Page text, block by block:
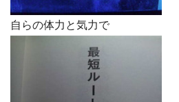
自らの体力と気力で